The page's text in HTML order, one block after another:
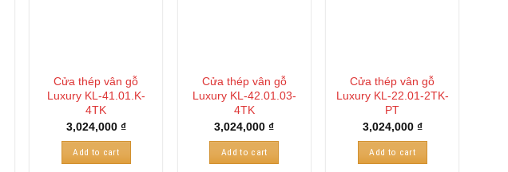
Cửa thép vân gỗ
Luxury KL-41.01.K-
4TK
3,024,000 ₫
Add to cart
Cửa thép vân gỗ
Luxury KL-42.01.03-
4TK
3,024,000₫
Add to cart
Cửa thép vân gỗ
Luxury KL-22.01-2TK-
PT
3,024,000 ₫
Add to cart